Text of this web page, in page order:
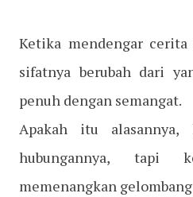
Ketika mendengar
sifatnya berubah dari
penuh dengan semangat.
Apakah itu
hubungannya, tapi
memenangkan